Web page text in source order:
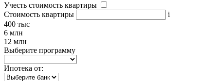
Учесть стоимость квартиры
Стоимость квартиры
i
400 тыс
6 млн
12 млн
Выберите программу
Ипотека от: